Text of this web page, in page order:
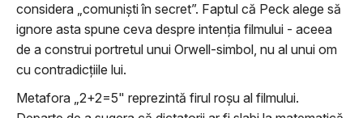
considera „comuniști în secret”. Faptul că Peck alege să
ignore asta spune ceva despre intenția filmului - aceea
de a construi portretul unui Orwell-simbol, nu al unui om
cu contradicțiile lui.
Metafora „2+2=5" reprezintă firul roșu al filmului.